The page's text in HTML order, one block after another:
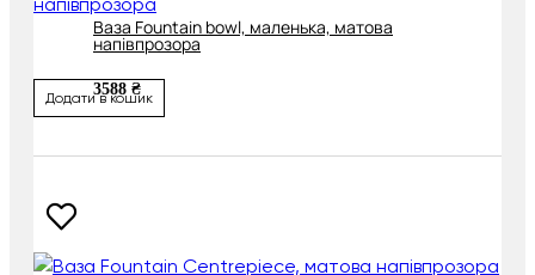
Ваза Fountain bowl, маленька, матова
напівпрозора
3588 ₴
Додати в кошик